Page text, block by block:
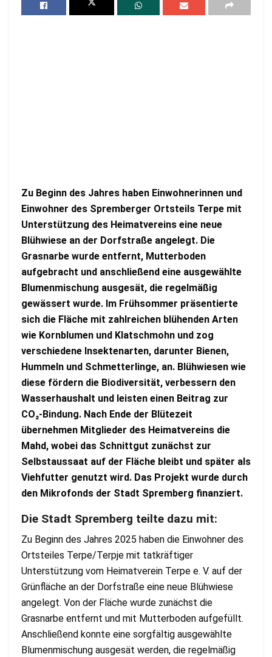
Zu Beginn des Jahres haben Einwohnerinnen und
Einwohner des Spremberger Ortsteils Terpe mit
Unterstützung des Heimatvereins eine neue
Blühwiese an der Dorfstraße angelegt. Die
Grasnarbe wurde entfernt, Mutterboden
aufgebracht und anschließend eine ausgewählte
Blumenmischung ausgesät, die regelmäßig
gewässert wurde. Im Frühsommer präsentierte
sich die Fläche mit zahlreichen blühenden Arten
wie Kornblumen und Klatschmohn und zog
verschiedene Insektenarten, darunter Bienen,
Hummeln und Schmetterlinge, an. Blühwiesen wie
diese fördern die Biodiversität, verbessern den
Wasserhaushalt und leisten einen Beitrag zur
CO₂-Bindung. Nach Ende der Blütezeit
übernehmen Mitglieder des Heimatvereins die
Mahd, wobei das Schnittgut zunächst zur
Selbstaussaat auf der Fläche bleibt und später als
Viehfutter genutzt wird. Das Projekt wurde durch
den Mikrofonds der Stadt Spremberg finanziert.
Die Stadt Spremberg teilte dazu mit:
Zu Beginn des Jahres 2025 haben die Einwohner des
Ortsteiles Terpe/Terpje mit tatkräftiger
Unterstützung vom Heimatverein Terpe e. V. auf der
Grünfläche an der Dorfstraße eine neue Blühwiese
angelegt. Von der Fläche wurde zunächst die
Grasnarbe entfernt und mit Mutterboden aufgefüllt.
Anschließend konnte eine sorgfältig ausgewählte
Blumenmischung ausgesät werden, die regelmäßig